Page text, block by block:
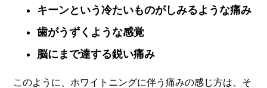
キーンという冷たいものがしみるような痛み
歯がうずくような感覚
脳にまで達する鋭い痛み
このように、ホワイトニングに伴う痛みの感じ方は、そ